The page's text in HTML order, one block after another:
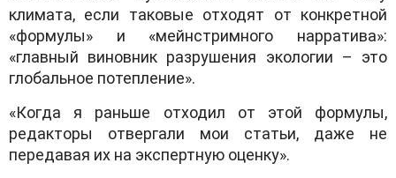
климата, если таковые отходят от конкретной
«формулы» и «мейнстримного нарратива»:
«главный виновник разрушения экологии – это
глобальное потепление».
«Когда я раньше отходил от этой формулы,
редакторы отвергали мои статьи, даже не
передавая их на экспертную оценку».